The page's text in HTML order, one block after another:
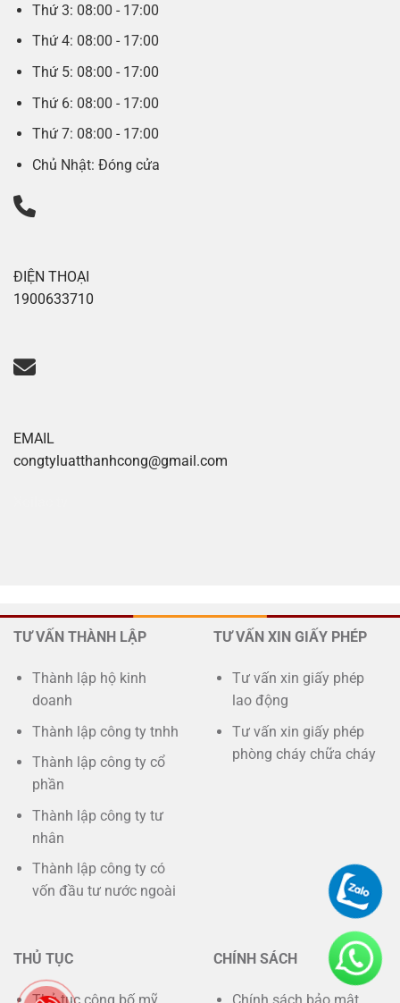
Thứ 3: 08:00 - 17:00
Thứ 4: 08:00 - 17:00
Thứ 5: 08:00 - 17:00
Thứ 6: 08:00 - 17:00
Thứ 7: 08:00 - 17:00
Chủ Nhật: Đóng cửa
ĐIỆN THOẠI
1900633710
EMAIL
congtyluatthanhcong@gmail.com
TƯ VẤN THÀNH LẬP
Thành lập hộ kinh
doanh
Thành lập công ty tnhh
Thành lập công ty cổ
phần
Thành lập công ty tư
nhân
Thành lập công ty có
vốn đầu tư nước ngoài
TƯ VẤN XIN GIẤY PHÉP
Tư vấn xin giấy phép
lao động
Tư vấn xin giấy phép
phòng cháy chữa cháy
THỦ TỤC CHÍNH SÁCH